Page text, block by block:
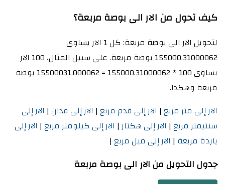
كيف تحول من الار الى بوصة مربعة؟
لتحويل الار الى بوصة مربعة: كل 1 الار يساوي
155000.31000062 بوصة مربعة. على سبيل المثال، 100 الار
يساوي 100 * 155000.31000062 = 15500031.000062 بوصة
مربعة وهكذا.
الار إلى متر مربع | الار إلى قدم مربع | الار إلى فدان | الار إلى
سنتيمتر مربع | الار إلى هكتار | الار إلى كيلومتر مربع | الار إلى
ياردة مربعة | الار إلى ميل مربع |
جدول التحويل من الار الى بوصة مربعة